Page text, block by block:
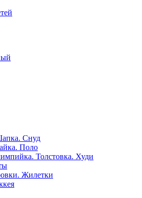
Снуд
Поло
Толстовка. Худи
Жилетки